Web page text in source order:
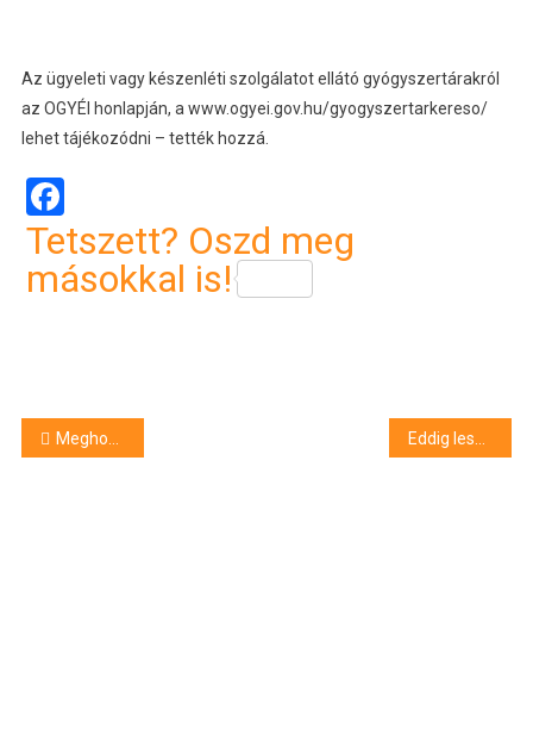
Az ügyeleti vagy készenléti szolgálatot ellátó gyógyszertárakról
az OGYÉI honlapján, a www.ogyei.gov.hu/gyogyszertarkereso/
lehet tájékozódni – tették hozzá.
Facebook
Tetszett? Oszd meg
másokkal is!
Bejegyzés
Meghosszabbította 20 évvel a paksi atomerőmű 4. blokkjának üzemeltetési engedélyét az Országos Atomenergia Hivatal